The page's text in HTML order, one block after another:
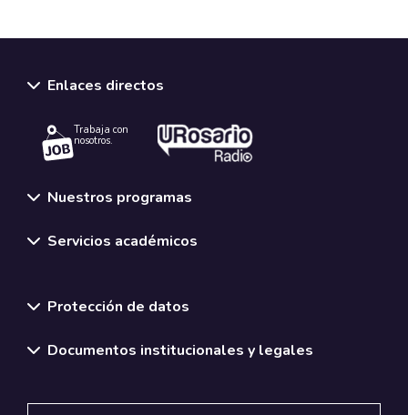
Enlaces directos
Trabaja con
nosotros.
Nuestros programas
Servicios académicos
Protección de datos
Documentos institucionales y legales